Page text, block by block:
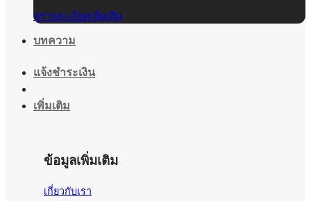
ดูรายละเอียดเพิ่มเติม
บทความ
แจ้งชำระเงิน
เพิ่มเติม
ข้อมูลเพิ่มเติม
เกี่ยวกับเรา